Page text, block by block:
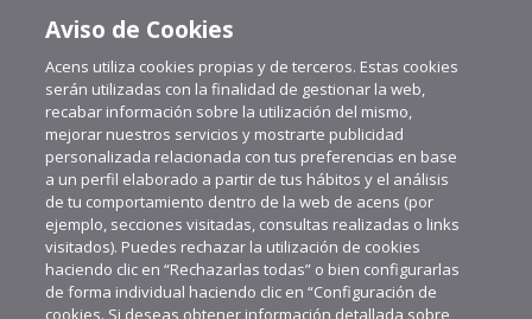
Aviso de Cookies
Acens utiliza cookies propias y de terceros. Estas cookies
serán utilizadas con la finalidad de gestionar la web,
recabar información sobre la utilización del mismo,
mejorar nuestros servicios y mostrarte publicidad
personalizada relacionada con tus preferencias en base
a un perfil elaborado a partir de tus hábitos y el análisis
de tu comportamiento dentro de la web de acens (por
ejemplo, secciones visitadas, consultas realizadas o links
visitados). Puedes rechazar la utilización de cookies
haciendo clic en “Rechazarlas todas” o bien configurarlas
de forma individual haciendo clic en “Configuración de
cookies. Si deseas obtener información detallada sobre